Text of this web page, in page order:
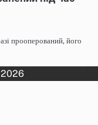
прооперований, його
2026